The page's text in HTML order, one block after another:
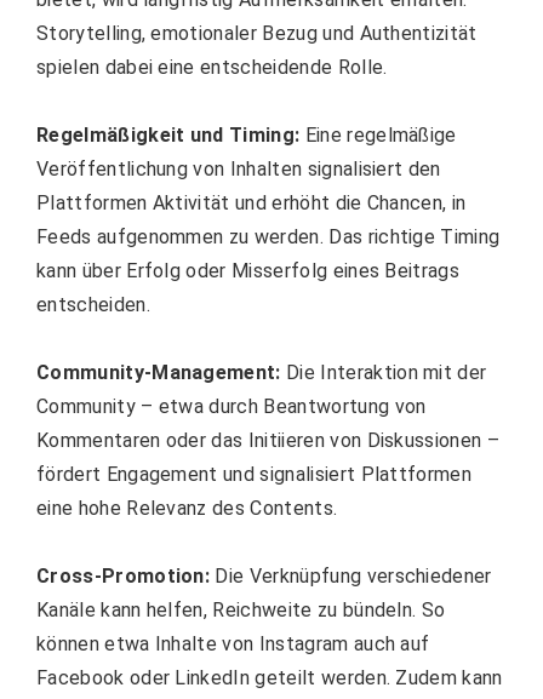
Storytelling, emotionaler Bezug und Authentizität
spielen dabei eine entscheidende Rolle.
Regelmäßigkeit und Timing: Eine regelmäßige
Veröffentlichung von Inhalten signalisiert den
Plattformen Aktivität und erhöht die Chancen, in
Feeds aufgenommen zu werden. Das richtige Timing
kann über Erfolg oder Misserfolg eines Beitrags
entscheiden.
Community-Management: Die Interaktion mit der
Community – etwa durch Beantwortung von
Kommentaren oder das Initiieren von Diskussionen –
fördert Engagement und signalisiert Plattformen
eine hohe Relevanz des Contents.
Cross-Promotion: Die Verknüpfung verschiedener
Kanäle kann helfen, Reichweite zu bündeln. So
können etwa Inhalte von Instagram auch auf
Facebook oder LinkedIn geteilt werden. Zudem kann